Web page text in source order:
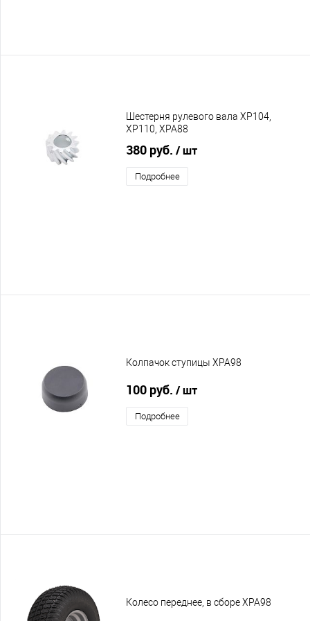
Шестерня рулевого вала XP104,
XP110, XPA88
380 руб. / шт
Подробнее
Колпачок ступицы XPA98
100 руб. / шт
Подробнее
Колесо переднее, в сборе XPA98